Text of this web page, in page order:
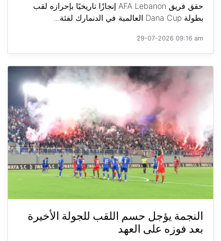
حقق فريق AFA Lebanon إنجازًا تاريخيًا بإحرازه لقب
بطولة Dana Cup العالمية في الدنمارك لفئة...
29-07-2026 09:16 am
النجمة يؤجل حسم اللقب للجولة الأخيرة
بعد فوزه على العهد